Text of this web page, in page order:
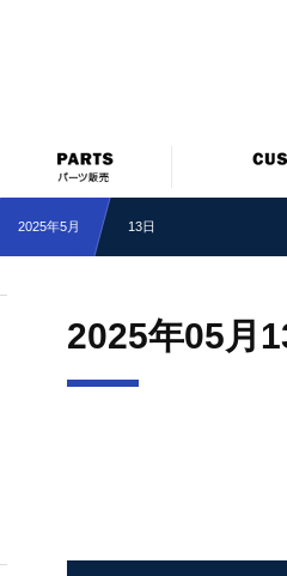
2025年5月 13日
2025年05月